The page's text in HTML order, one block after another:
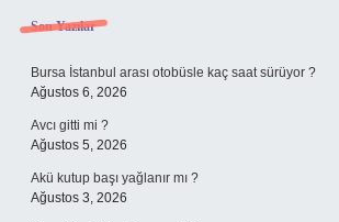
Sidebar
Son Yazılar
Bursa İstanbul arası otobüsle kaç saat sürüyor ?
Ağustos 6, 2026
Avcı gitti mi ?
Ağustos 5, 2026
Akü kutup başı yağlanır mı ?
Ağustos 3, 2026